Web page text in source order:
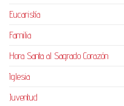
Eucaristía
Familia
Hora Santa al Sagrado Corazón
Iglesia
Juventud